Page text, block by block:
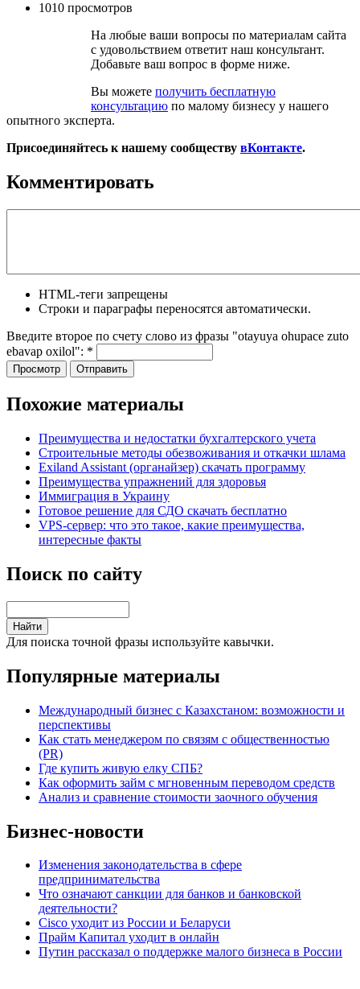
1010 просмотров
На любые ваши вопросы по материалам сайта
с удовольствием ответит наш консультант.
Добавьте ваш вопрос в форме ниже.
Вы можете получить бесплатную
консультацию по малому бизнесу у нашего
опытного эксперта.
Присоединяйтесь к нашему сообществу вКонтакте.
Комментировать
HTML-теги запрещены
Строки и параграфы переносятся автоматически.
Введите второе по счету слово из фразы "otayuya ohupace zuto
ebavap oxilol": *
Похожие материалы
Преимущества и недостатки бухгалтерского учета
Строительные методы обезвоживания и откачки шлама
Exiland Assistant (органайзер) скачать программу
Преимущества упражнений для здоровья
Иммиграция в Украину
Готовое решение для СДО скачать бесплатно
VPS-сервер: что это такое, какие преимущества,
интересные факты
Поиск по сайту
Для поиска точной фразы используйте кавычки.
Популярные материалы
Международный бизнес с Казахстаном: возможности и
перспективы
Как стать менеджером по связям с общественностью
(PR)
Где купить живую елку СПБ?
Как оформить займ с мгновенным переводом средств
Анализ и сравнение стоимости заочного обучения
Бизнес-новости
Изменения законодательства в сфере
предпринимательства
Что означают санкции для банков и банковской
деятельности?
Cisco уходит из России и Беларуси
Прайм Капитал уходит в онлайн
Путин рассказал о поддержке малого бизнеса в России